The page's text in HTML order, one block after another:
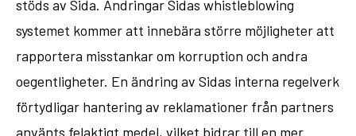
stöds av Sida. Ändringar Sidas whistleblowing
systemet kommer att innebära större möjligheter att
rapportera misstankar om korruption och andra
oegentligheter. En ändring av Sidas interna regelverk
förtydligar hantering av reklamationer från partners
använts felaktigt medel, vilket bidrar till en mer